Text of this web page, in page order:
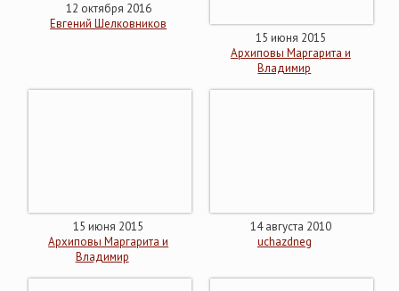
12 октября 2016
Евгений Шелковников
15 июня 2015
Архиповы Маргарита и
Владимир
15 июня 2015
Архиповы Маргарита и
Владимир
14 августа 2010
uchazdneg